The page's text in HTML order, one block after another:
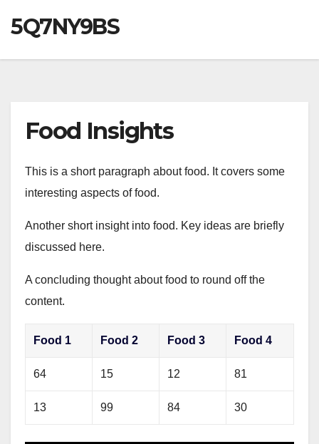
5Q7NY9BS
Food Insights
This is a short paragraph about food. It covers some
interesting aspects of food.
Another short insight into food. Key ideas are briefly
discussed here.
A concluding thought about food to round off the
content.
Food 1 Food 2 Food 3 Food 4
64 15 12 81
13 99 84 30